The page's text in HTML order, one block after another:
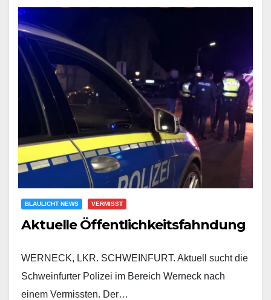
BLAULICHT NEWS VERMISST
Aktuelle Öffentlichkeitsfahndung
WERNECK, LKR. SCHWEINFURT. Aktuell sucht die
Schweinfurter Polizei im Bereich Werneck nach
einem Vermissten. Der…